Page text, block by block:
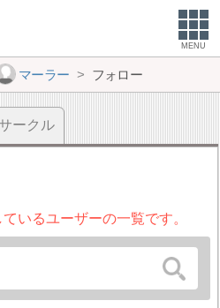
MENU
マーラー フォロー
ークル
いるユーザーの一覧です。